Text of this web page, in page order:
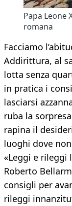
Papa Leone
romana
Facciamo
Addirittura, al
lotta senza
in pratica i
lasciarsi
ruba la
rapina il
luoghi dove
«Leggi e rileggi
Roberto
consigli per
rileggi